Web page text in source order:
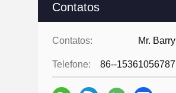
Contatos
Contatos: Mr. Barry
Telefone: 86--15361056787